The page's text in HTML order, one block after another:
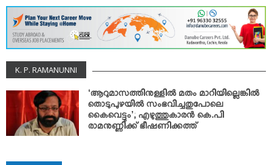
SPORTS
LIFESTYLE
TECH & AUTO
SOCIAL SPHERE
EDITORIAL
ARTS & LITERATURE
MAGAZINE
K. P. RAMANUNNI
‘ആറുമാസത്തിനുള്ളില്‍ മതം മാറിയില്ലെങ്കില്‍
തൊടുപുഴയില്‍ സംഭവിച്ചതുപോലെ
കൈവെട്ടും’; എഴുത്തുകാരന്‍ കെ.പി
രാമനുണ്ണിക്ക് ഭീഷണിക്കത്ത്